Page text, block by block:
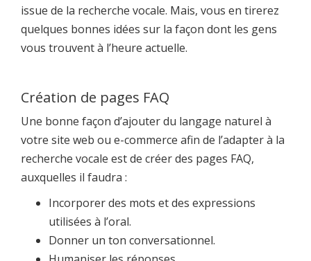
issue de la recherche vocale. Mais, vous en tirerez
quelques bonnes idées sur la façon dont les gens
vous trouvent à l’heure actuelle.
Création de pages FAQ
Une bonne façon d’ajouter du langage naturel à
votre site web ou e-commerce afin de l’adapter à la
recherche vocale est de créer des pages FAQ,
auxquelles il faudra :
Incorporer des mots et des expressions
utilisées à l’oral.
Donner un ton conversationnel.